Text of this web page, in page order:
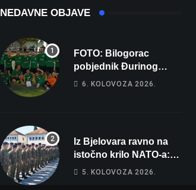
NEDAVNE OBJAVE
FOTO: Bilogorac
pobjednik Đurinog
memorijala
6. KOLOVOZA 2026.
Iz Bjelovara ravno na
istočno krilo NATO-a:
Evo kamo odlazi 82
5. KOLOVOZA 2026.